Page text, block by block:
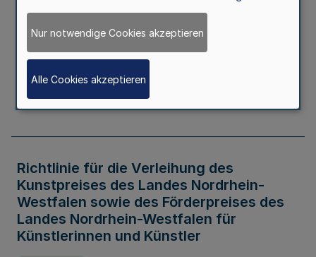
Kindertageseinrichtungen im Zeitraum
In Kraft Seit 20. Juni 2026
Verwaltungsvorschrift
Richtlinie für die Verleihung des
Kunstpreises des Landes Nordrhein-
Westfalen sowie des Förderpreises des
Landes Nordrhein-Westfalen für
Künstlerinnen und Künstler
Nur notwendige Cookies akzeptieren
Alle Cookies akzeptieren